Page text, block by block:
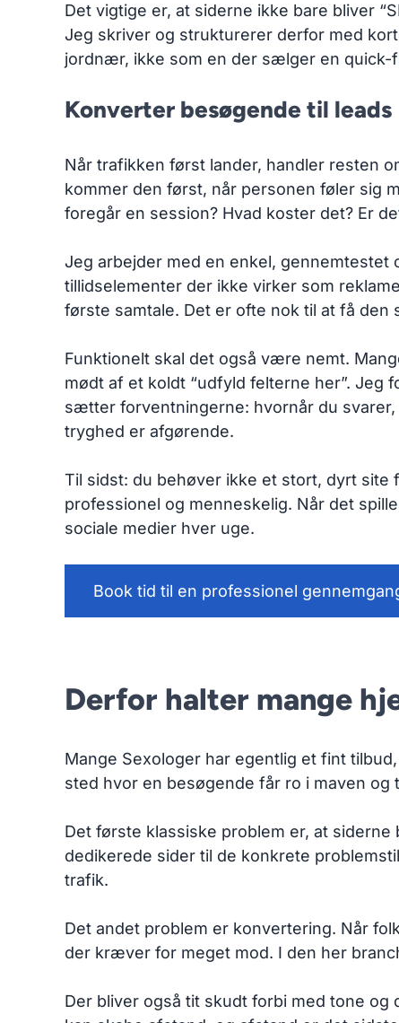
Det vigtige er, at siderne ikke bare bliver
Jeg skriver og strukturerer derfor med
jordnær, ikke som en der sælger en quick-
Konverter besøgende til leads
Når trafikken først lander, handler resten
kommer den først, når personen føler sig
foregår en session? Hvad koster det? Er
Jeg arbejder med en enkel,
tillidselementer der ikke virker som
første samtale. Det er ofte nok til at få den
Funktionelt skal det også være nemt.
mødt af et koldt “udfyld felterne her”.
sætter forventningerne: hvornår du
tryghed er afgørende.
Til sidst: du behøver ikke et stort, dyrt
professionel og menneskelig. Når det
sociale medier hver uge.
Book tid til en professionel
Derfor halter mange
Mange Sexologer har egentlig et fint
sted hvor en besøgende får ro i maven
Det første klassiske problem er, at siderne
dedikerede sider til de konkrete
trafik.
Det andet problem er konvertering. Når
der kræver for meget mod. I den her
Der bliver også tit skudt forbi med tone og